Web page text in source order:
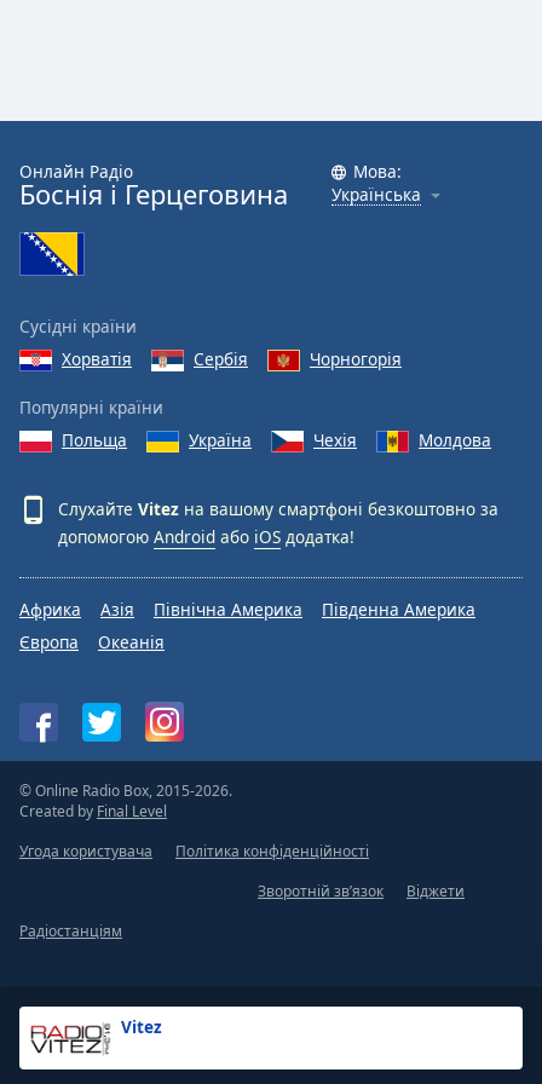
Vitez
Онлайн Радіо
Боснія і Герцеговина
Мова:
Українська
Сусідні країни
Хорватія
Сербія Чорногорія
Популярні країни
Польща
Україна Чехія Молдова
Слухайте Vitez на вашому смартфоні безкоштовно за
допомогою Android або iOS додатка!
Африка Азія Північна Америка
Південна Америка
Європа
Океанія
© Online Radio Box, 2015-2026.
Created by Final Level
Угода користувача
Політика конфіденційності
Зворотній зв’язок
Віджети
Радіостанціям